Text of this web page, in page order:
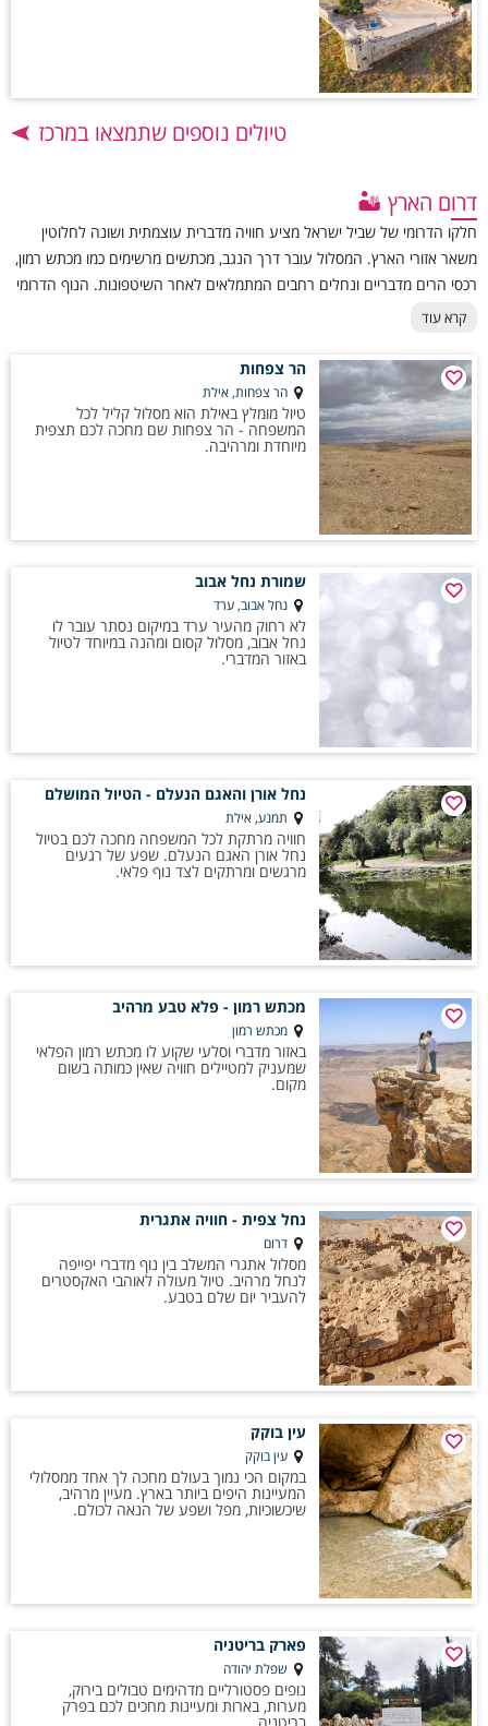
טיולים נוספים שתמצאו במרכז
דרום הארץ 🏜️
חלקו הדרומי של שביל ישראל מציע חוויה מדברית עוצמתית ושונה לחלוטין
משאר אזורי הארץ. המסלול עובר דרך הנגב, מכתשים מרשימים כמו מכתש רמון,
רכסי הרים מדבריים ונחלים רחבים המתמלאים לאחר השיטפונות. הנוף הדרומי
מתאפיין במרחבים פתוחים, תצורות סלע ייחודיות, קניונים צרים ותצפיות
בדרום מתאימים למטיילים המחפשים אתגר וחיבור עמוק לטבע, אך ניתן למצוא
גם קטעים נוחים יותר למטיילים בעלי כושר בסיסי. חשוב להיערך בהתאם – מים
בכמות מספקת, תכנון מסלול מוקדם והתאמה לעונות השנה. השילוב בין זריחות
מרהיבות, לינה תחת שמיים זרועי כוכבים ותחושת ניתוק מוחלט מהשגרה
הופכים את החוויה בדרום לחלק בלתי נשכח במסע לאורך שביל ישראל.
קרא עוד
הר צפחות
הר צפחות, אילת
טיול מומלץ באילת הוא מסלול קליל לכל
המשפחה - הר צפחות שם מחכה לכם תצפית
מיוחדת ומרהיבה.
שמורת נחל אבוב
נחל אבוב, ערד
לא רחוק מהעיר ערד במיקום נסתר עובר לו
נחל אבוב, מסלול קסום ומהנה במיוחד לטיול
באזור המדברי.
נחל אורן והאגם הנעלם - הטיול המושלם
תמנע, אילת
חוויה מרתקת לכל המשפחה מחכה לכם בטיול
נחל אורן האגם הנעלם. שפע של רגעים
מרגשים ומרתקים לצד נוף פלאי.
מכתש רמון - פלא טבע מרהיב
מכתש רמון
באזור מדברי וסלעי שקוע לו מכתש רמון הפלאי
שמעניק למטיילים חוויה שאין כמותה בשום
מקום.
נחל צפית - חוויה אתגרית
דרום
מסלול אתגרי המשלב בין נוף מדברי יפייפה
לנחל מרהיב. טיול מעולה לאוהבי האקסטרים
להעביר יום שלם בטבע.
עין בוקק
עין בוקק
במקום הכי נמוך בעולם מחכה לך אחד ממסלולי
המעיינות היפים ביותר בארץ. מעיין מרהיב,
שיכשוכיות, מפל ושפע של הנאה לכולם.
פארק בריטניה
שפלת יהודה
נופים פסטורליים מדהימים טבולים בירוק,
מערות, בארות ומעיינות מחכים לכם בפרק
בריטניה.